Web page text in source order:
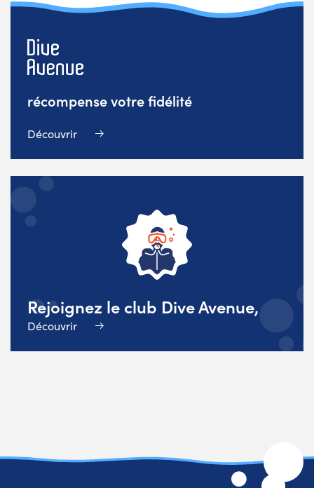
récompense votre fidélité
Découvrir
Rejoignez le club Dive Avenue,
Découvrir